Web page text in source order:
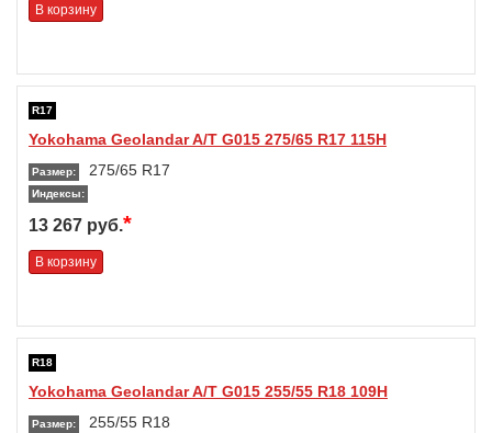
В корзину
R17
Yokohama Geolandar A/T G015 275/65 R17 115H
Размер: 275/65 R17
Индексы:
13 267 руб.*
В корзину
R18
Yokohama Geolandar A/T G015 255/55 R18 109H
Размер: 255/55 R18